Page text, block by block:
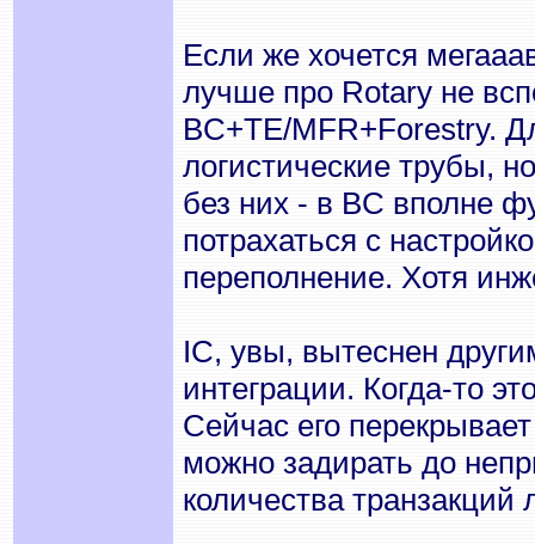
Если же хочется
лучше про Rotary не
BC+TE/MFR+Forestry.
логистические трубы,
без них - в BC вполне
потрахаться с
переполнение. Хотя
IC, увы, вытеснен
интеграции. Когда-то
Сейчас его
можно задирать до
количества транзакций